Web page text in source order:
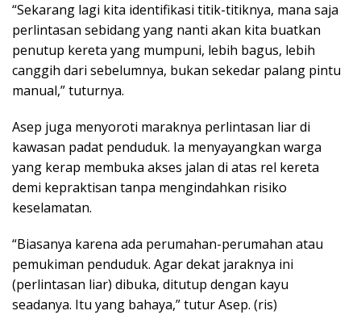
“Sekarang lagi kita identifikasi titik-titiknya, mana saja
perlintasan sebidang yang nanti akan kita buatkan
penutup kereta yang mumpuni, lebih bagus, lebih
canggih dari sebelumnya, bukan sekedar palang pintu
manual,” tuturnya.
Asep juga menyoroti maraknya perlintasan liar di
kawasan padat penduduk. Ia menyayangkan warga
yang kerap membuka akses jalan di atas rel kereta
demi kepraktisan tanpa mengindahkan risiko
keselamatan.
“Biasanya karena ada perumahan-perumahan atau
pemukiman penduduk. Agar dekat jaraknya ini
(perlintasan liar) dibuka, ditutup dengan kayu
seadanya. Itu yang bahaya,” tutur Asep. (ris)